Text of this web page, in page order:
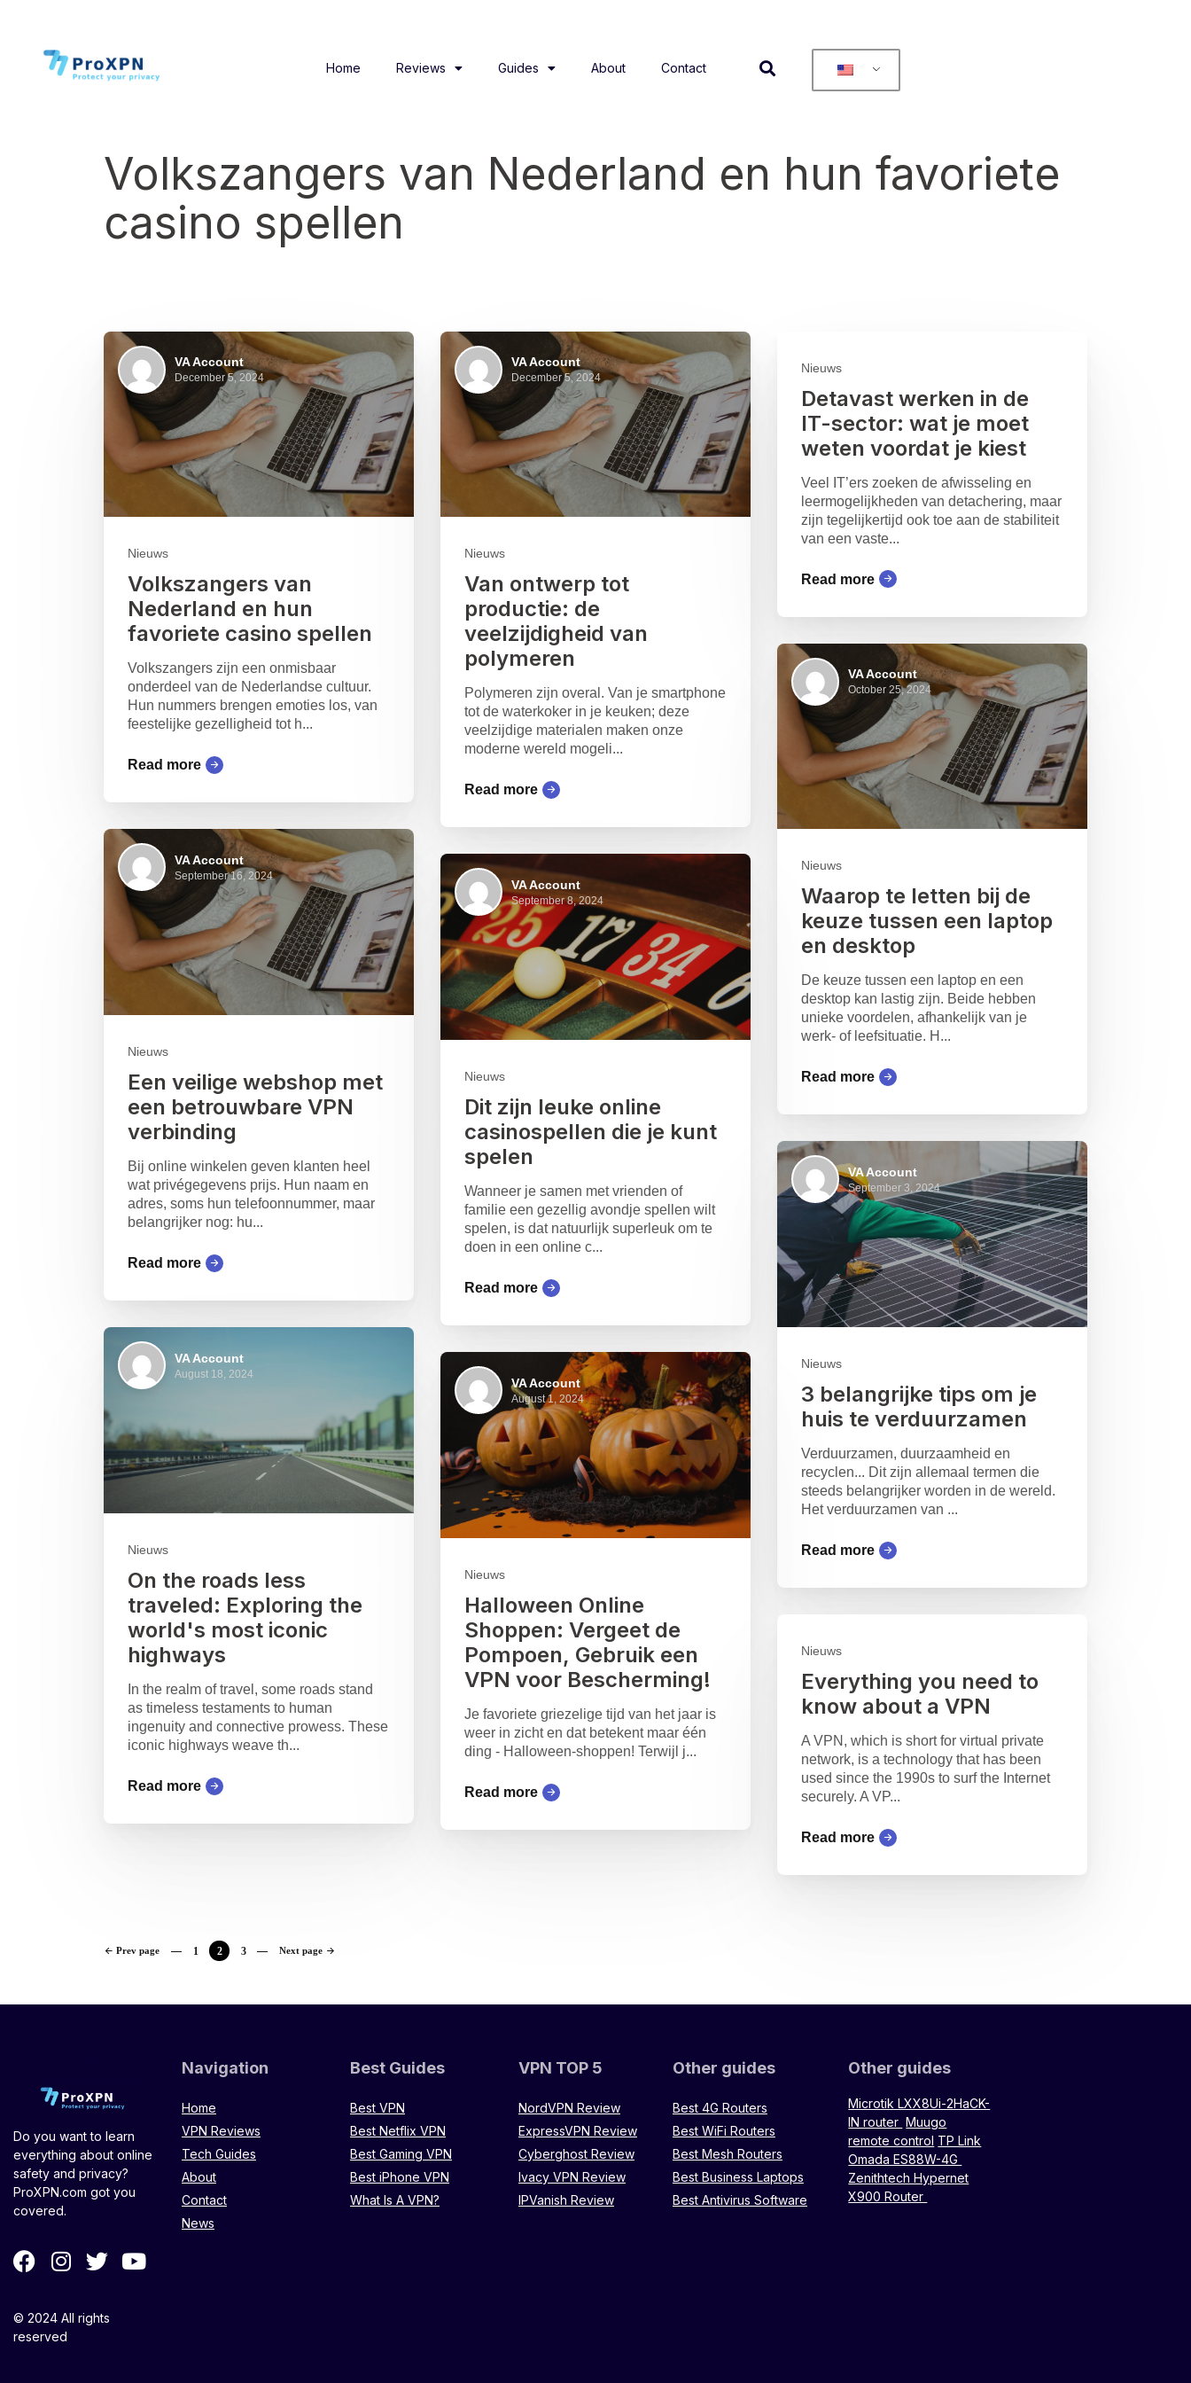
Home Reviews Guides About Contact
Volkszangers van Nederland en hun favoriete
casino spellen
VA Account
December 5, 2024
Nieuws
Volkszangers van
Nederland en hun
favoriete casino spellen
Volkszangers zijn een onmisbaar
onderdeel van de Nederlandse cultuur.
Hun nummers brengen emoties los, van
feestelijke gezelligheid tot h...
Read more
VA Account
December 5, 2024
Nieuws
Van ontwerp tot
productie: de
veelzijdigheid van
polymeren
Polymeren zijn overal. Van je smartphone
tot de waterkoker in je keuken; deze
veelzijdige materialen maken onze
moderne wereld mogeli...
Read more
Nieuws
Detavast werken in de
IT-sector: wat je moet
weten voordat je kiest
Veel IT’ers zoeken de afwisseling en
leermogelijkheden van detachering, maar
zijn tegelijkertijd ook toe aan de stabiliteit
van een vaste...
Read more
VA Account
October 25, 2024
Nieuws
Waarop te letten bij de
keuze tussen een laptop
en desktop
De keuze tussen een laptop en een
desktop kan lastig zijn. Beide hebben
unieke voordelen, afhankelijk van je
werk- of leefsituatie. H...
Read more
VA Account
September 16, 2024
Nieuws
Een veilige webshop met
een betrouwbare VPN
verbinding
Bij online winkelen geven klanten heel
wat privégegevens prijs. Hun naam en
adres, soms hun telefoonnummer, maar
belangrijker nog: hu...
Read more
VA Account
September 8, 2024
Nieuws
Dit zijn leuke online
casinospellen die je kunt
spelen
Wanneer je samen met vrienden of
familie een gezellig avondje spellen wilt
spelen, is dat natuurlijk superleuk om te
doen in een online c...
Read more
VA Account
September 3, 2024
Nieuws
3 belangrijke tips om je
huis te verduurzamen
Verduurzamen, duurzaamheid en
recyclen... Dit zijn allemaal termen die
steeds belangrijker worden in de wereld.
Het verduurzamen van ...
Read more
VA Account
August 18, 2024
Nieuws
On the roads less
traveled: Exploring the
world's most iconic
highways
In the realm of travel, some roads stand
as timeless testaments to human
ingenuity and connective prowess. These
iconic highways weave th...
Read more
VA Account
August 1, 2024
Nieuws
Halloween Online
Shoppen: Vergeet de
Pompoen, Gebruik een
VPN voor Bescherming!
Je favoriete griezelige tijd van het jaar is
weer in zicht en dat betekent maar één
ding - Halloween-shoppen! Terwijl j...
Read more
Nieuws
Everything you need to
know about a VPN
A VPN, which is short for virtual private
network, is a technology that has been
used since the 1990s to surf the Internet
securely. A VP...
Read more
Prev page 1 2 3 Next page
Do you want to learn
everything about online
safety and privacy?
ProXPN.com got you
covered.
© 2024 All rights
reserved
Navigation
Home
VPN Reviews
Tech Guides
About
Contact
News
Best Guides
Best VPN
Best Netflix VPN
Best Gaming VPN
Best iPhone VPN
What Is A VPN?
VPN TOP 5
NordVPN Review
ExpressVPN Review
Cyberghost Review
Ivacy VPN Review
IPVanish Review
Other guides
Best 4G Routers
Best WiFi Routers
Best Mesh Routers
Best Business Laptops
Best Antivirus Software
Other guides
Microtik LXX8Ui-2HaCK-
IN router Muugo
remote control TP Link
Omada ES88W-4G
Zenithtech Hypernet
X900 Router